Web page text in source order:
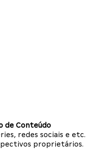
de Conteúdo
redes sociais e etc.
proprietários.